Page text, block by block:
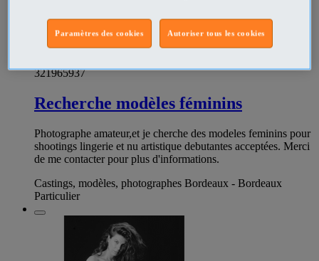
321965937
Recherche modèles féminins
Photographe amateur,et je cherche des modeles feminins pour
shootings lingerie et nu artistique debutantes acceptées. Merci
de me contacter pour plus d'informations.
Castings, modèles, photographes Bordeaux - Bordeaux
Particulier
Autoriser tous les cookies
Paramètres des cookies